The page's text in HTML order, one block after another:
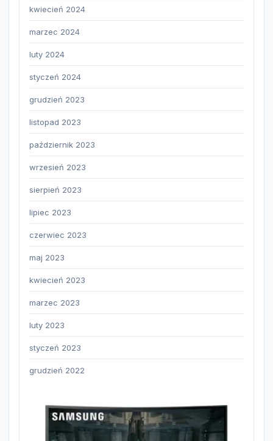
kwiecień 2024
marzec 2024
luty 2024
styczeń 2024
grudzień 2023
listopad 2023
październik 2023
wrzesień 2023
sierpień 2023
lipiec 2023
czerwiec 2023
maj 2023
kwiecień 2023
marzec 2023
luty 2023
styczeń 2023
grudzień 2022